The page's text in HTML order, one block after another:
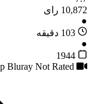
10,872 رای
●
103 دقیقه
●
1944
Not Rated